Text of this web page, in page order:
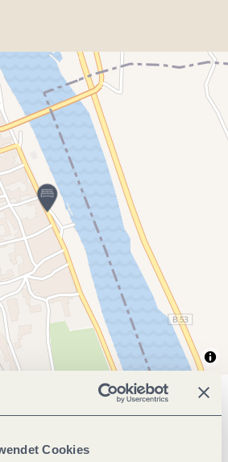
Cookies
Informationen